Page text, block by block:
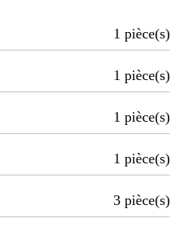
1 pièce(s)
1 pièce(s)
1 pièce(s)
1 pièce(s)
3 pièce(s)